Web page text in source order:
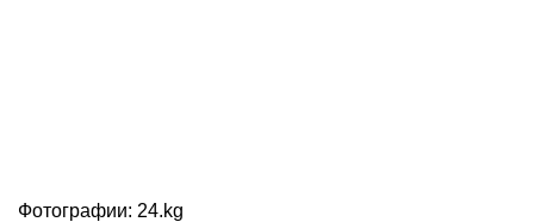
Фотографии: 24.kg